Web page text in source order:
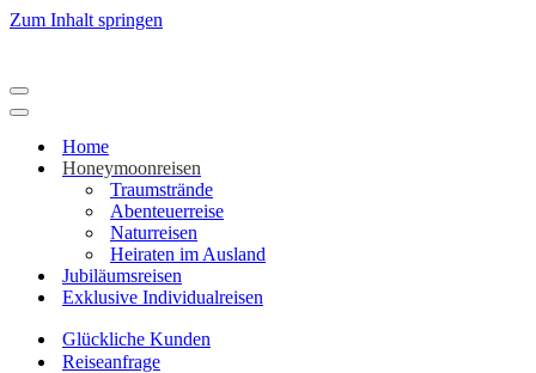
Zum Inhalt springen
Home
Honeymoonreisen
Traumstrände
Abenteuerreise
Naturreisen
Heiraten im Ausland
Jubiläumsreisen
Exklusive Individualreisen
Glückliche Kunden
Reiseanfrage